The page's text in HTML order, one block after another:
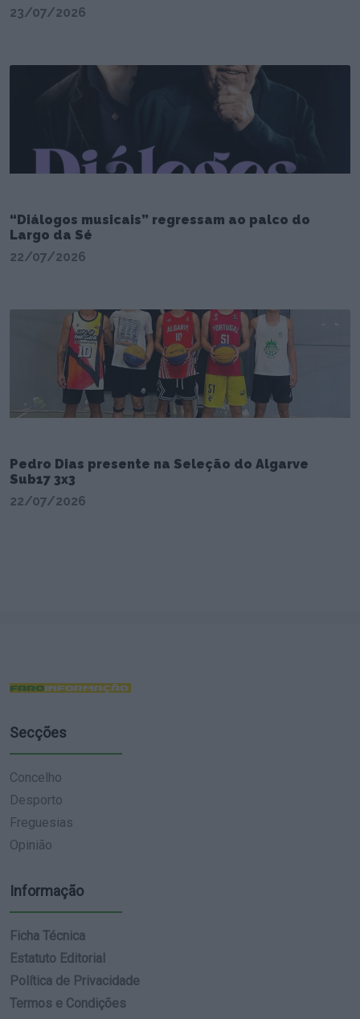
23/07/2026
“Diálogos musicais” regressam ao palco do
Largo da Sé
22/07/2026
Pedro Dias presente na Seleção do Algarve
Sub17 3x3
22/07/2026
Secções
Concelho
Desporto
Freguesias
Opinião
Informação
Ficha Técnica
Estatuto Editorial
Política de Privacidade
Termos e Condições